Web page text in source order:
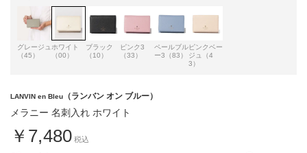
グレージュ
（45）
ホワイト
（00）
ブラック
（10）
ピンク3
（33）
ペールブル
ー3（83）
ピンクベー
ジュ（4
3）
LANVIN en Bleu （ランバン オン ブルー）
メラニー 名刺入れ ホワイト
￥7,480 税込